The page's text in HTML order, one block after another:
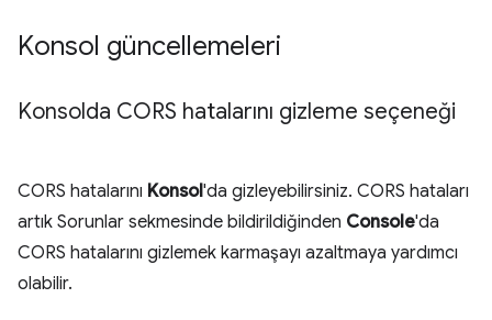
Konsol güncellemeleri
Konsolda CORS hatalarını gizleme seçeneği
CORS hatalarını Konsol'da gizleyebilirsiniz. CORS hataları
artık Sorunlar sekmesinde bildirildiğinden Console'da
CORS hatalarını gizlemek karmaşayı azaltmaya yardımcı
olabilir.